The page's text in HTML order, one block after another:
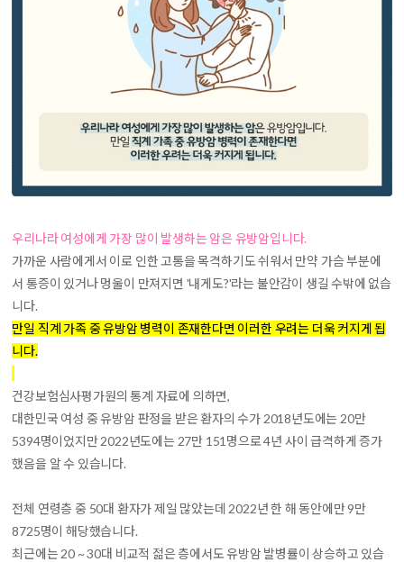
우리나라 여성에게 가장 많이 발생하는 암은 유방암입니다.
가까운 사람에게서 이로 인한 고통을 목격하기도 쉬워서 만약 가슴 부분에
서 통증이 있거나 멍울이 만져지면 '내게도?'라는 불안감이 생길 수밖에 없습
니다.
만일 직계 가족 중 유방암 병력이 존재한다면 이러한 우려는 더욱 커지게 됩
니다.
건강보험심사평가원의 통계 자료에 의하면,
대한민국 여성 중 유방암 판정을 받은 환자의 수가 2018년도에는 20만
5394명이었지만 2022년도에는 27만 151명으로 4년 사이 급격하게 증가
했음을 알 수 있습니다.
전체 연령층 중 50대 환자가 제일 많았는데 2022년 한 해 동안에만 9만
8725명이 해당했습니다.
최근에는 20 ~ 30대 비교적 젊은 층에서도 유방암 발병률이 상승하고 있습